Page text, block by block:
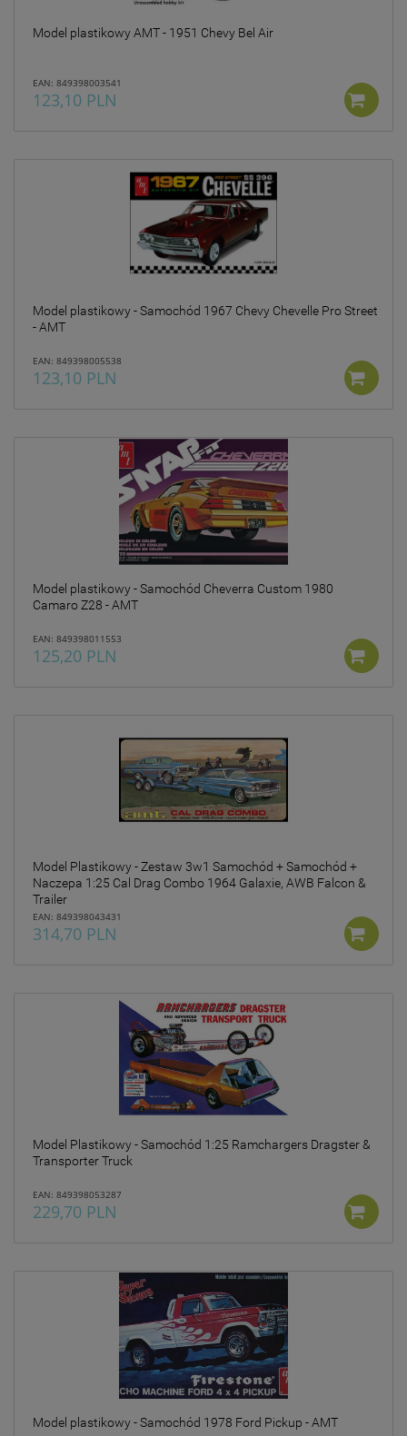
Model plastikowy AMT - 1951 Chevy Bel Air
EAN: 849398003541
123,10 PLN
Model plastikowy - Samochód 1967 Chevy Chevelle Pro Street
- AMT
EAN: 849398005538
123,10 PLN
Model plastikowy - Samochód Cheverra Custom 1980
Camaro Z28 - AMT
EAN: 849398011553
125,20 PLN
Model Plastikowy - Zestaw 3w1 Samochód + Samochód +
Naczepa 1:25 Cal Drag Combo 1964 Galaxie, AWB Falcon &
Trailer
EAN: 849398043431
314,70 PLN
Model Plastikowy - Samochód 1:25 Ramchargers Dragster &
Transporter Truck
EAN: 849398053287
229,70 PLN
Model plastikowy - Samochód 1978 Ford Pickup - AMT